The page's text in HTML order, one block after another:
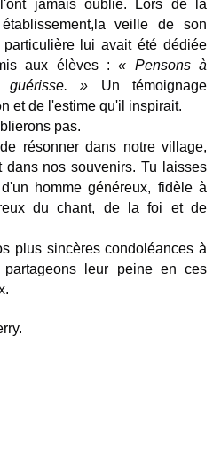
jamais oublié. Lors de la
veille de son
lui avait été dédiée
aux élèves : « Pensons à
guérisse. » Un témoignage
et de l'estime qu'il inspirait.
pas.
résonner dans notre village,
dans nos souvenirs. Tu laisses
homme généreux, fidèle à
du chant, de la foi et de
plus sincères condoléances à
leur peine en ces